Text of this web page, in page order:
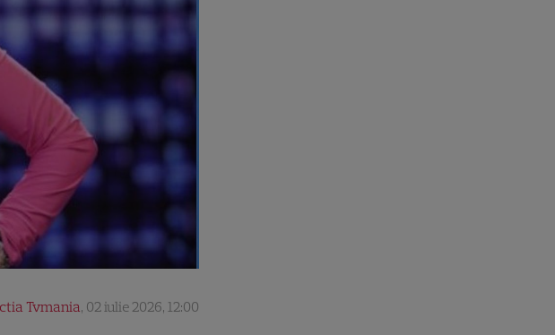
Tvmania, 02 iulie 2026, 12:00